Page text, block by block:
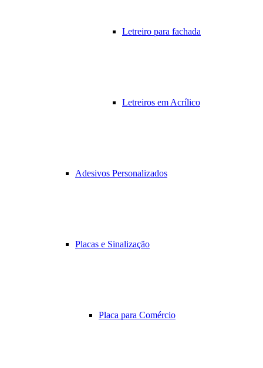
Letreiro para fachada
Letreiros em Acrílico
Adesivos Personalizados
Placas e Sinalização
Placa para Comércio